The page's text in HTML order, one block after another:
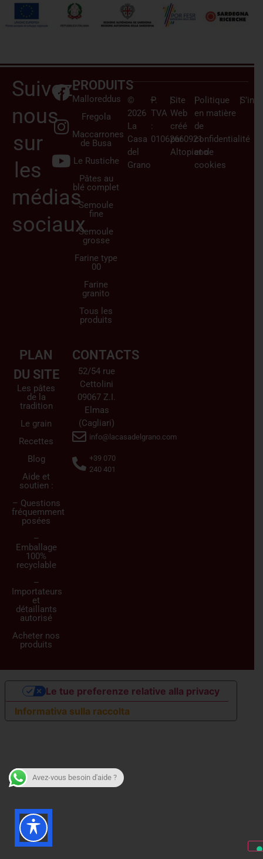
Suivez-
nous
sur
les
médias
sociaux
PRODUITS
Malloreddus
Fregola
Maccarrones
de Busa
Le Rustiche
Pâtes au
blé complet
Semoule
fine
Semoule
grosse
Farine type
00
Farine
granito
Tous les
produits
PLAN
DU SITE
Les pâtes
de la
tradition
Le grain
Recettes
Blog
Aide et
soutien :
– Questions
fréquemment
posées
–
Emballage
100%
recyclable
–
Importateurs
et
détaillants
autorisé
Acheter nos
produits
CONTACTS
52/54 rue
Cettolini
09067 Z.I.
Elmas
(Cagliari)
info@lacasadelgrano.com
+39 070
240 401
©
2026
La
Casa
del
Grano
–
P.
TVA
:
01062660921
|Site
Web
créé
par
Altopiano
|Politique
en matière
de
confidentialité
et de
cookies
|
Avez-vous besoin d'aide ?
Informativa sulla raccolta
Le tue preferenze relative alla privacy